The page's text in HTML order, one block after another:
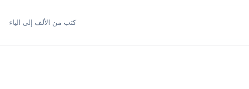
كتب من الألف إلى الياء